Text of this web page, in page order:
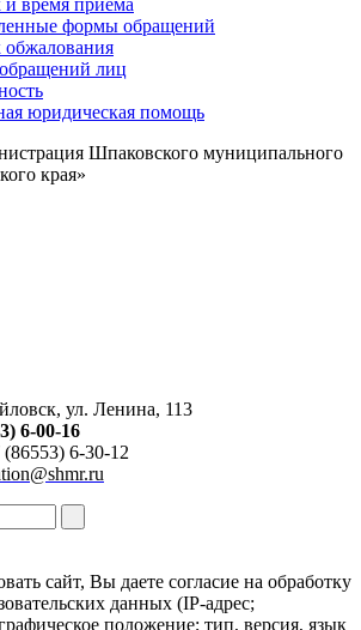
формы обращений
обжалования
лиц
юридическая помощь
Шпаковского муниципального
края»
ул. Ленина, 113
6-00-16
6-30-12
сайт, Вы даете согласие на обработку
данных (IP-адрес;
положение; тип, версия, язык